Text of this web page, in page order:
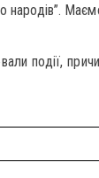
народів”.
події,